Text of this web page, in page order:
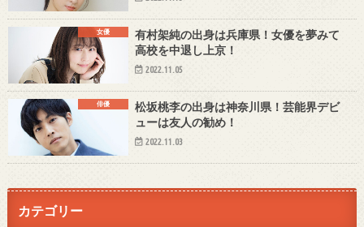
女優
有村架純の出身は兵庫県！女優を夢みて
高校を中退し上京！
2022.11.05
俳優
松坂桃李の出身は神奈川県！芸能界デビ
ューは友人の勧め！
2022.11.03
カテゴリー